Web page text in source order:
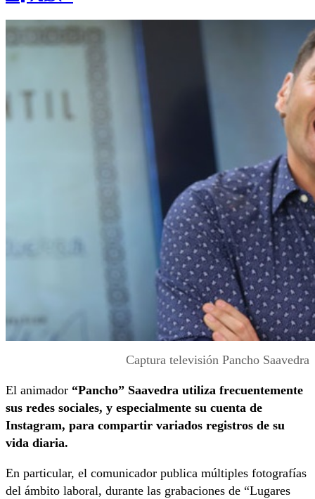
Captura televisión Pancho Saavedra
El animador “Pancho” Saavedra utiliza frecuentemente
sus redes sociales, y especialmente su cuenta de
Instagram, para compartir variados registros de su
vida diaria.
En particular, el comunicador publica múltiples fotografías
del ámbito laboral, durante las grabaciones de “Lugares